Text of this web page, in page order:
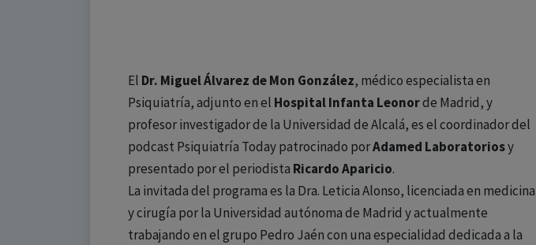
El Dr. Miguel Álvarez de Mon González, médico especialista en
Psiquiatría, adjunto en el Hospital Infanta Leonorde Madrid, y
profesor investigador de la Universidad de Alcalá, es el coordinador del
podcast Psiquiatría Today patrocinado porAdamed Laboratoriosy
presentado por el periodista Ricardo Aparicio.
La invitada del programa es la Dra. Leticia Alonso, licenciada en medicina
y cirugía por la Universidad autónoma de Madrid y actualmente
trabajando en el grupo Pedro Jaén con una especialidad dedicada a la